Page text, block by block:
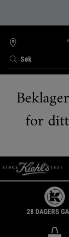
Søk
FINN
BUTIKK
for
28 DAGERS